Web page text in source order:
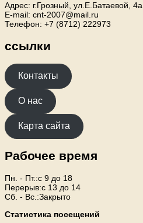
Адрес: г.Грозный, ул.Е.Батаевой, 4а
E-mail: cnt-2007@mail.ru
Телефон: +7 (8712) 222973
ссылки
Контакты
О нас
Карта сайта
Рабочее время
Пн. - Пт.:с 9 до 18
Перерыв:с 13 до 14
Сб. - Вс.:Закрыто
Статистика посещений